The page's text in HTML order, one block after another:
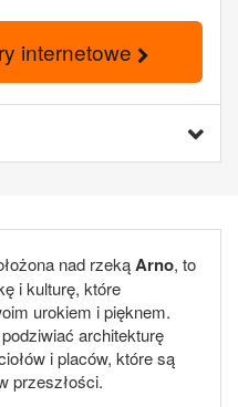
internetowe
nad rzekąArno, to
i kulturę, które
urokiem i pięknem.
architekturę
i placów, które są
przeszłości.